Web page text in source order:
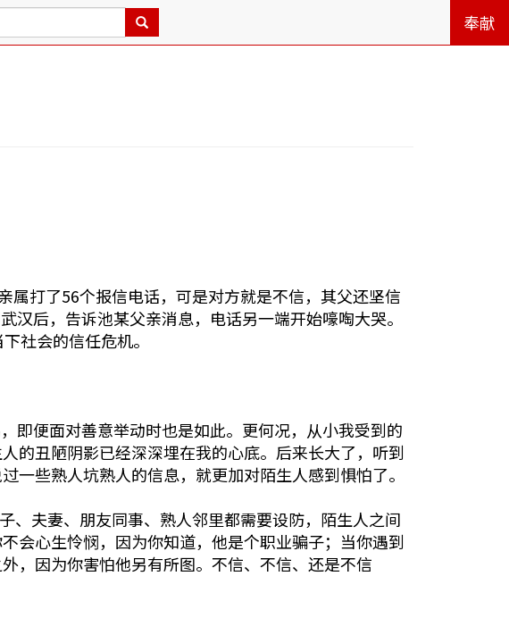
奉献
打了56个报信电话，可是对方就是不信，其父还坚信
后，告诉池某父亲消息，电话另一端开始嚎啕大哭。
社会的信任危机。
便面对善意举动时也是如此。更何况，从小我受到的
丑陋阴影已经深深埋在我的心底。后来长大了，听到
一些熟人坑熟人的信息，就更加对陌生人感到惧怕了。
、夫妻、朋友同事、熟人邻里都需要设防，陌生人之间
会心生怜悯，因为你知道，他是个职业骗子；当你遇到
，因为你害怕他另有所图。不信、不信、还是不信